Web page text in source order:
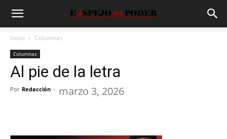
Inicio Columnas
Columnas
Al pie de la letra
Por Redacción - marzo 3, 2026